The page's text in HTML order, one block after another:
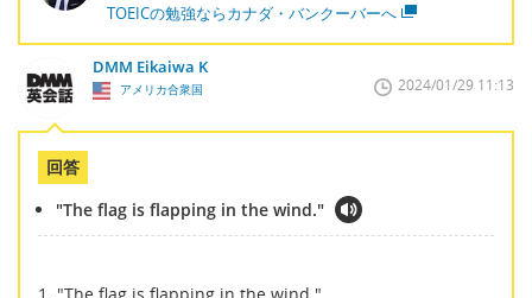
TOEICの勉強ならカナダ・バンクーバーへ
DMM Eikaiwa K
アメリカ合衆国 2024/01/29 11:13
回答
"The flag is flapping in the wind."